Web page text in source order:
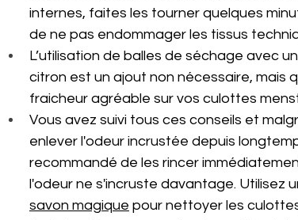
internes, faites les tourner quelques
de ne pas endommager les tissus
L’utilisation de balles de séchage avec
citron est un ajout non nécessaire, mais
fraicheur agréable sur vos culottes
Vous avez suivi tous ces conseils et
enlever l'odeur incrustée depuis
recommandé de les rincer
l'odeur ne s'incruste davantage. Utilisez
savon magique pour nettoyer les